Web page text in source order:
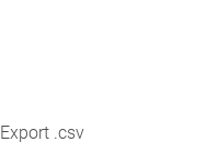
Export .csv